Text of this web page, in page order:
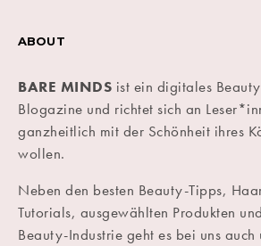
ABOUT
BARE MINDS ist ein digitales
Blogazine und richtet sich an
ganzheitlich mit der Schönheit ihres
wollen.
Neben den besten Beauty-Tipps,
Tutorials, ausgewählten Produkten
Beauty-Industrie geht es bei uns auch